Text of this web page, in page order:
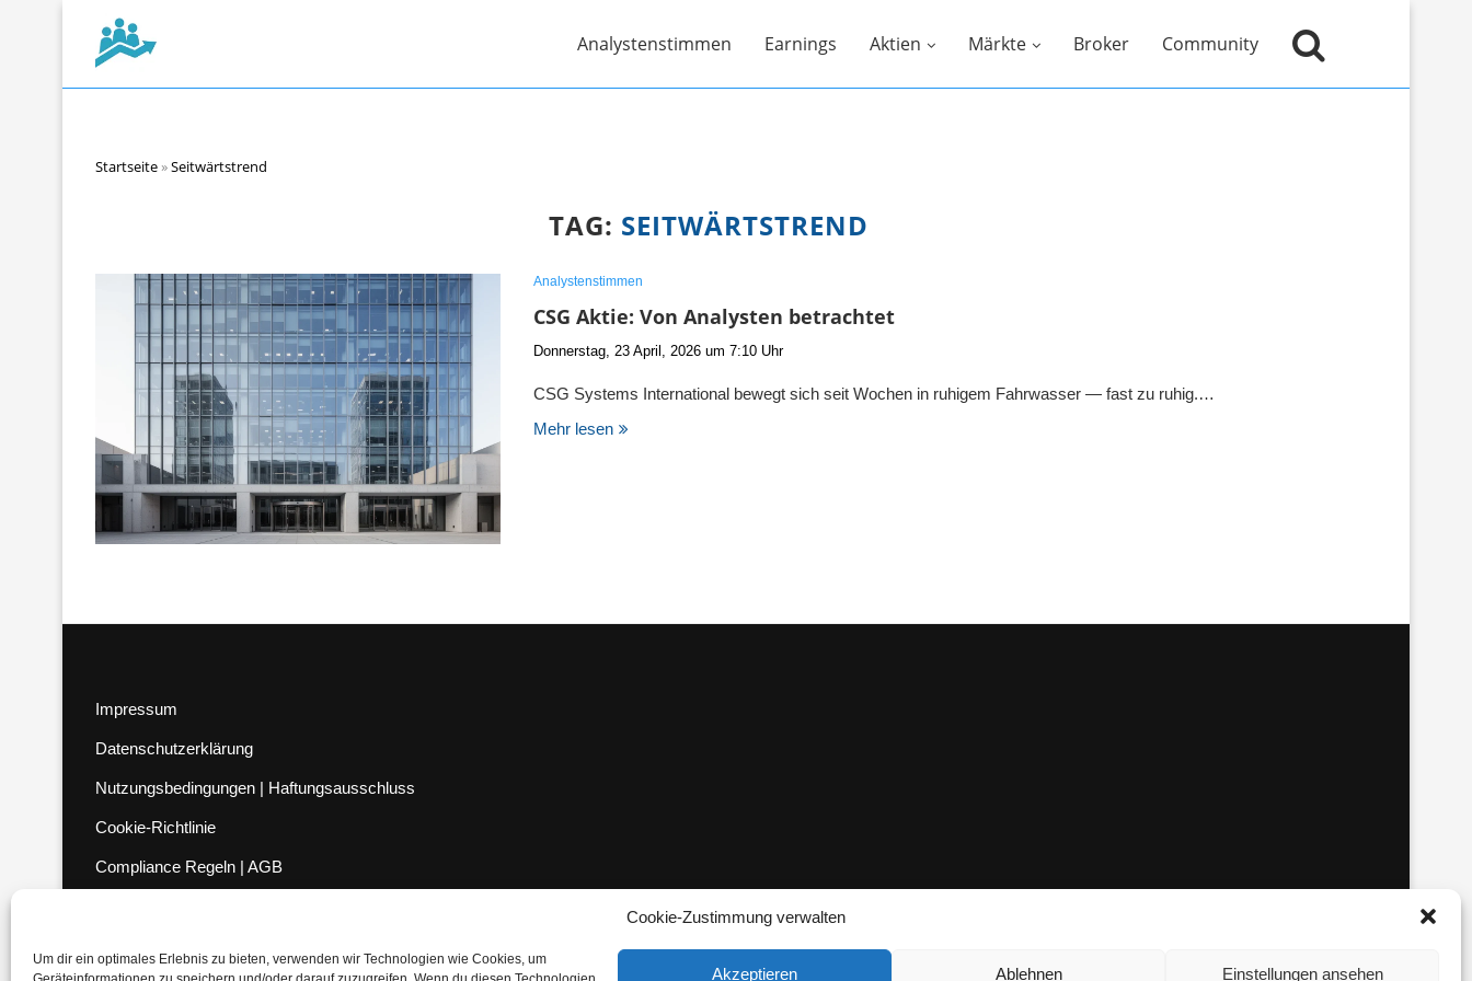
Cookie-Zustimmung verwalten
Um dir ein optimales Erlebnis zu bieten, verwenden wir Technologien wie Cookies, um
Akzeptieren Ablehnen Einstellungen ansehen
Analystenstimmen Earnings Aktien Märkte Broker Community
Startseite»Seitwärtstrend
TAG: SEITWÄRTSTREND
Analystenstimmen
CSG Aktie: Von Analysten betrachtet
Donnerstag, 23 April, 2026 um 7:10 Uhr
CSG Systems International bewegt sich seit Wochen in ruhigem Fahrwasser — fast zu ruhig.…
Mehr lesen
Impressum
Datenschutzerklärung
Nutzungsbedingungen | Haftungsausschluss
Cookie-Richtlinie
Compliance Regeln | AGB